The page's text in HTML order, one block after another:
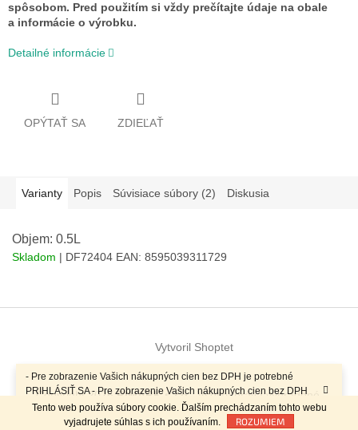
Tento web používa súbory cookie. Ďalším prechádzaním tohto webu
vyjadrujete súhlas s ich používaním.
ROZUMIEM
- Pre zobrazenie Vašich nákupných cien bez DPH je potrebné
PRIHLÁSIŤ SA - Pre zobrazenie Vašich nákupných cien bez DPH
je potrebné PRIHLÁSIŤ SA -
spôsobom. Pred použitím si vždy prečítajte údaje na obale
a informácie o výrobku.
Detailné informácie
OPÝTAŤ SA ZDIEĽAŤ
Varianty Popis Súvisiace súbory (2) Diskusia
Objem: 0.5L
Skladom | DF72404 EAN: 8595039311729
Vytvoril Shoptet
Copyright 2026RIMARK s.r.o.. Všetky práva vyhradené.